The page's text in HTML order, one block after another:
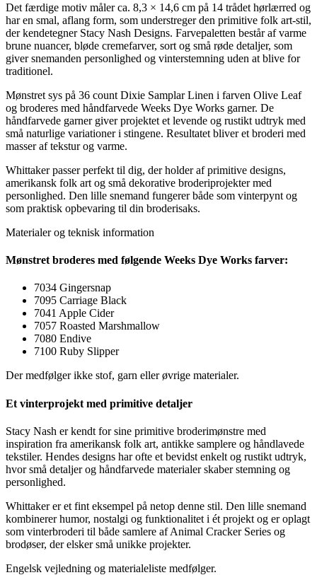
Det færdige motiv måler ca. 8,3 × 14,6 cm på 14 trådet hørlærred og
har en smal, aflang form, som understreger den primitive folk art-stil,
der kendetegner Stacy Nash Designs. Farvepaletten består af varme
brune nuancer, bløde cremefarver, sort og små røde detaljer, som
giver snemanden personlighed og vinterstemning uden at blive for
traditionel.
Mønstret sys på 36 count Dixie Samplar Linen i farven Olive Leaf
og broderes med håndfarvede Weeks Dye Works garner. De
håndfarvede garner giver projektet et levende og rustikt udtryk med
små naturlige variationer i stingene. Resultatet bliver et broderi med
masser af tekstur og varme.
Whittaker passer perfekt til dig, der holder af primitive designs,
amerikansk folk art og små dekorative broderiprojekter med
personlighed. Den lille snemand fungerer både som vinterpynt og
som praktisk opbevaring til din broderisaks.
Materialer og teknisk information
Mønstret broderes med følgende Weeks Dye Works farver:
7034 Gingersnap
7095 Carriage Black
7041 Apple Cider
7057 Roasted Marshmallow
7080 Endive
7100 Ruby Slipper
Der medfølger ikke stof, garn eller øvrige materialer.
Et vinterprojekt med primitive detaljer
Stacy Nash er kendt for sine primitive broderimønstre med
inspiration fra amerikansk folk art, antikke samplere og håndlavede
tekstiler. Hendes designs har ofte et bevidst enkelt og rustikt udtryk,
hvor små detaljer og håndfarvede materialer skaber stemning og
personlighed.
Whittaker er et fint eksempel på netop denne stil. Den lille snemand
kombinerer humor, nostalgi og funktionalitet i ét projekt og er oplagt
som vinterbroderi til både samlere af Animal Cracker Series og
brodøser, der elsker små unikke projekter.
Engelsk vejledning og materialeliste medfølger.